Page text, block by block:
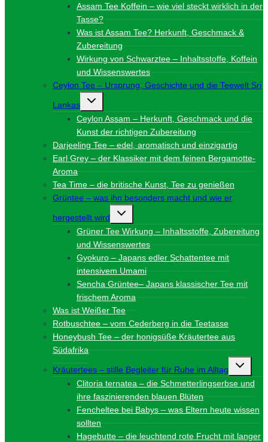
Assam Tee Koffein – wie viel steckt wirklich in der
Tasse?
Was ist Assam Tee? Herkunft, Geschmack &
Zubereitung
Wirkung von Schwarztee – Inhaltsstoffe, Koffein
und Wissenswertes
Ceylon Tee – Ursprung, Geschichte und die Teewelt Sri
Lankas
Untermenü
umschalten
Ceylon Assam – Herkunft, Geschmack und die
Kunst der richtigen Zubereitung
Darjeeling Tee – edel, aromatisch und einzigartig
Earl Grey – der Klassiker mit dem feinen Bergamotte-
Aroma
Tea Time – die britische Kunst, Tee zu genießen
Grüntee – was ihn besonders macht und wie er
hergestellt wird
Untermenü
umschalten
Grüner Tee Wirkung – Inhaltsstoffe, Zubereitung
und Wissenswertes
Gyokuro – Japans edler Schattentee mit
intensivem Umami
Sencha Grüntee– Japans klassischer Tee mit
frischem Aroma
Was ist Weißer Tee
Rotbuschtee – vom Cederberg in die Teetasse
Honeybush Tee – der honigsüße Kräutertee aus
Südafrika
Kräutertees – stille Begleiter für Ruhe im Alltag
Clitoria ternatea – die Schmetterlingserbse und
ihre faszinierenden blauen Blüten
Fencheltee bei Babys – was Eltern heute wissen
sollten
Hagebutte – die leuchtend rote Frucht mit langer